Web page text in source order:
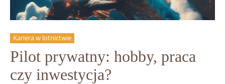
Kariera w lotnictwie
Pilot prywatny: hobby, praca
czy inwestycja?